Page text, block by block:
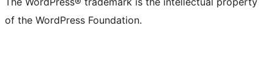
of the WordPress Foundation.